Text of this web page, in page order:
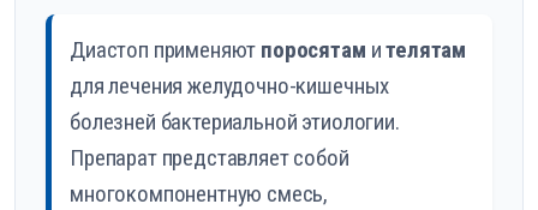
Диастоп применяют поросятам ителятам
для лечения желудочно-кишечных
болезней бактериальной этиологии.
Препарат представляет собой
многокомпонентную смесь,